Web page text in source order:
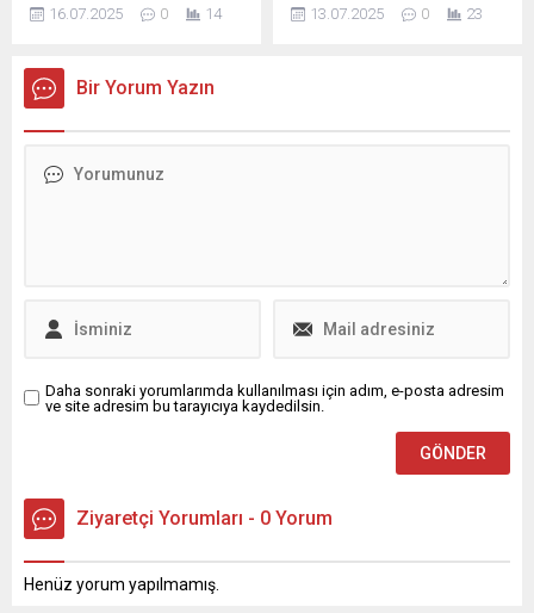
öncesine...
16.07.2025 0 14
Stanford Üniversitesi’nin
13.07.2025 0 23
Bir Yorum Yazın
Daha sonraki yorumlarımda kullanılması için adım, e-posta adresim
ve site adresim bu tarayıcıya kaydedilsin.
Ziyaretçi Yorumları - 0 Yorum
Henüz yorum yapılmamış.